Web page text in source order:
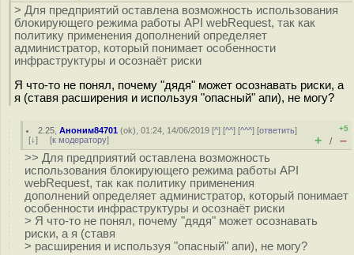
> Для предприятий оставлена возможность использования
блокирующего режима работы API webRequest, так как
политику применения дополнений определяет
администратор, который понимает особенности
инфраструктуры и осознаёт риски
Я что-то не понял, почему "дядя" может осознавать риски, а
я (ставя расширения и используя "опасный" апи), не могу?
2.25 ,Аноним84701 (ok), 01:24, 14/06/2019 [^] [^^] [^^^] [ответить]
[↓] [к модератору]
+5
+ / –
>> Для предприятий оставлена возможность
использования блокирующего режима работы API
webRequest, так как политику применения
дополнений определяет администратор, который понимает
особенности инфраструктуры и осознаёт риски
> Я что-то не понял, почему "дядя" может осознавать
риски, а я (ставя
> расширения и используя "опасный" апи), не могу?